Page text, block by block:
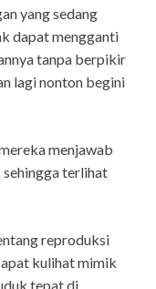
yang sedang
dapat mengganti
tanpa berpikir
lagi nonton begini
menjawab
terlihat
reproduksi
kulihat mimik
tepat di